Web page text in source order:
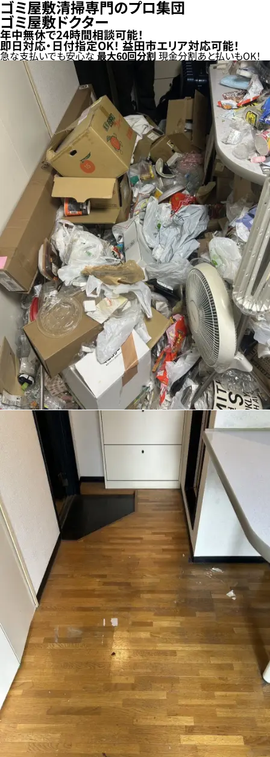
ゴミ屋敷清掃専門のプロ集団
ゴミ屋敷ドクター
年中無休で24時間相談可能！
即日対応・日付指定OK！ 益田市エリア対応可能！
急な支払いでも安心な最大60回分割 現金分割あと払いもOK！